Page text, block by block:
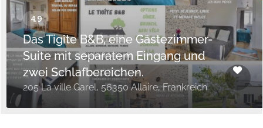
Das Tigîte B&B, eine Gästezimmer-
Suite mit separatem Eingang und
zwei Schlafbereichen.
205 La ville Garel, 56350 Allaire, Frankreich